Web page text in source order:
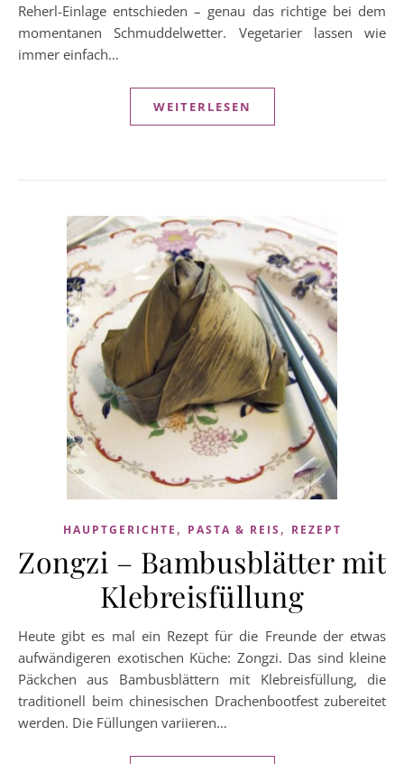
Reherl-Einlage entschieden – genau das richtige bei dem
momentanen Schmuddelwetter. Vegetarier lassen wie
immer einfach…
WEITERLESEN
HAUPTGERICHTE , PASTA & REIS , REZEPT
Zongzi – Bambusblätter mit
Klebreisfüllung
Heute gibt es mal ein Rezept für die Freunde der etwas
aufwändigeren exotischen Küche: Zongzi. Das sind kleine
Päckchen aus Bambusblättern mit Klebreisfüllung, die
traditionell beim chinesischen Drachenbootfest zubereitet
werden. Die Füllungen variieren…